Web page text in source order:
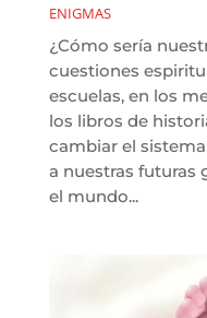
ENIGMAS
¿Cómo sería
cuestiones
escuelas, en los
los libros de
cambiar el
a nuestras futuras
el mundo...